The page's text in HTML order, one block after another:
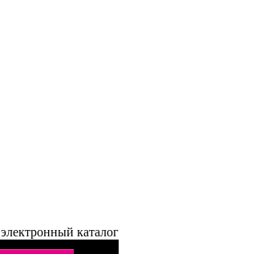
электронный каталог